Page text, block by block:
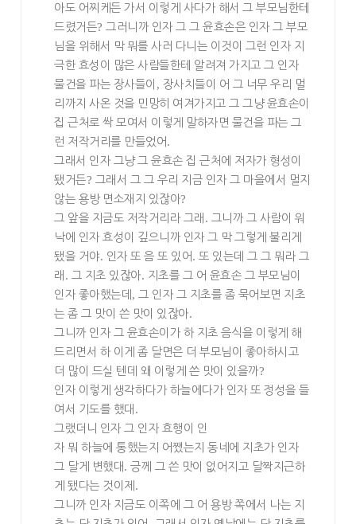
아도 어찌케든 가서 이렇게 사다가 해서 그 부모님한테
드렸거든?그러니까 인자 그 그 윤효손은 인자 그 부모
님을 위해서 막 뭐를 사러 다니는 이것이 그런 인자 지
극한 효성이 많은 사람들한테 알려져 가지고 그 인자
물건을 파는 장사들이 , 장사치들이 어 그 너무 우리 멀
리까지 사온 것을 민망히 여겨가지고 그 그냥 윤효손이
집 근처로 싹 모여서 이렇게 말하자면 물건을 파는 그
런 저작거리를 만들었어 .
그래서 인자 그냥 그 윤효손 집 근처에 저자가 형성이
됐거든? 그래서 그 그 우리 지금 인자 그 마을에서 멀지
않는 용방 면소재지 있잖아?
그 앞을 지금도 저작거리라 그래 . 그니까 그 사람이 워
낙에 인자 효성이 깊으니까 인자 그 막 그렇게 불리게
됐을 거야. 인자 또 음 또 있어 .또 있는데 그 그 뭐라 그
래 . 그 지초 있잖아. 지초를 그 어 윤효손 그 부모님이
인자 좋아했는데 ,그 인자 그 지초를 좀 묵어보면 지초
는 좀 그 맛이 쓴 맛이 있잖아.
그니까 인자 그 윤효손이가 하 지초 음식을 이렇게 해
드리면서 하 이게 좀 달면은 더 부모님이 좋아하시고
더 많이 드실 텐데 왜 이렇게 쓴 맛이 있을까?
인자 이렇게 생각하다가 하늘에다가 인자 또 정성을 들
여서 기도를 했대 .
그랬더니 인자 그 인자 효행이 인
자 뭐 하늘에 통했는지 어쨌는지 동네에 지초가 인자
그 달게 변했대 .긍께 그 쓴 맛이 없어지고 달짝지근하
게 됐다는 것이제 .
그니까 인자 지금도 이쪽에 그 어 용방 쪽에서 나는 지